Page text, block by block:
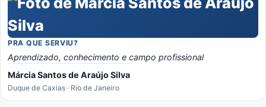
PRA QUE SERVIU?
Aprendizado, conhecimento e campo profissional
Márcia Santos de Araújo Silva
Duque de Caxias · Rio de Janeiro